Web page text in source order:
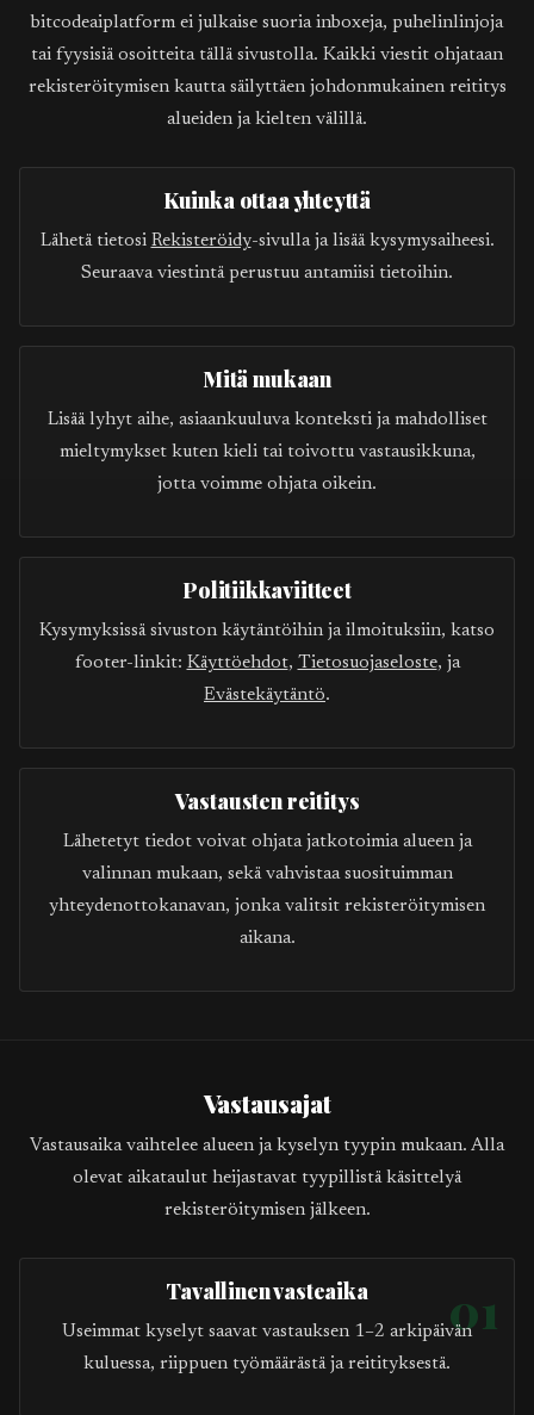
bitcodeaiplatform ei julkaise suoria inboxeja, puhelinlinjoja
tai fyysisiä osoitteita tällä sivustolla. Kaikki viestit ohjataan
rekisteröitymisen kautta säilyttäen johdonmukainen reititys
alueiden ja kielten välillä.
Kuinka ottaa yhteyttä
Lähetä tietosi Rekisteröidy-sivulla ja lisää kysymysaiheesi.
Seuraava viestintä perustuu antamiisi tietoihin.
Mitä mukaan
Lisää lyhyt aihe, asiaankuuluva konteksti ja mahdolliset
mieltymykset kuten kieli tai toivottu vastausikkuna,
jotta voimme ohjata oikein.
Politiikkaviitteet
Kysymyksissä sivuston käytäntöihin ja ilmoituksiin, katso
footer-linkit: Käyttöehdot, Tietosuojaseloste, ja
Evästekäytäntö.
Vastausten reititys
Lähetetyt tiedot voivat ohjata jatkotoimia alueen ja
valinnan mukaan, sekä vahvistaa suosituimman
yhteydenottokanavan, jonka valitsit rekisteröitymisen
aikana.
Vastausajat
Vastausaika vaihtelee alueen ja kyselyn tyypin mukaan. Alla
olevat aikataulut heijastavat tyypillistä käsittelyä
rekisteröitymisen jälkeen.
01
Tavallinen vasteaika
Useimmat kyselyt saavat vastauksen 1–2 arkipäivän
kuluessa, riippuen työmäärästä ja reitityksestä.